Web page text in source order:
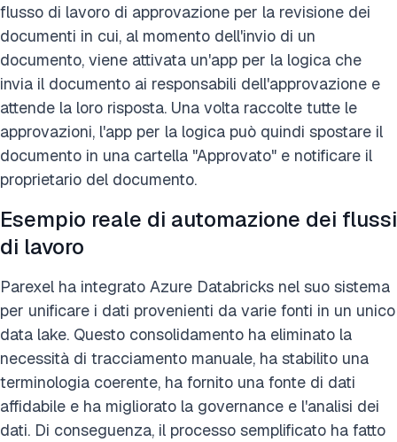
flusso di lavoro di approvazione per la revisione dei
documenti in cui, al momento dell'invio di un
documento, viene attivata un'app per la logica che
invia il documento ai responsabili dell'approvazione e
attende la loro risposta. Una volta raccolte tutte le
approvazioni, l'app per la logica può quindi spostare il
documento in una cartella "Approvato" e notificare il
proprietario del documento.
Esempio reale di automazione dei flussi
di lavoro
Parexel ha integrato Azure Databricks nel suo sistema
per unificare i dati provenienti da varie fonti in un unico
data lake. Questo consolidamento ha eliminato la
necessità di tracciamento manuale, ha stabilito una
terminologia coerente, ha fornito una fonte di dati
affidabile e ha migliorato la governance e l'analisi dei
dati. Di conseguenza, il processo semplificato ha fatto